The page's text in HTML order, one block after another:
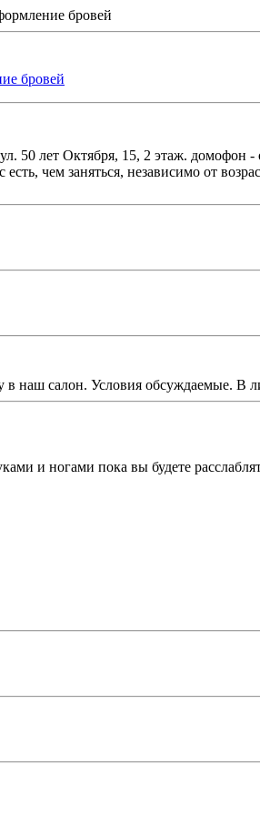
бровей
бровей
50 лет Октября, 15, 2 этаж.
чем заняться, независимо от
наш салон. Условия обсуждаемые. В
и ногами пока вы будете